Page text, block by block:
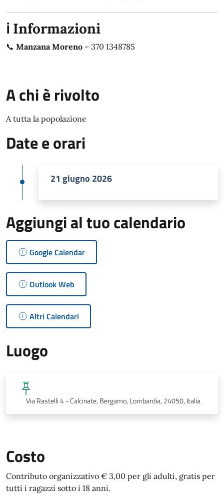
ℹ️ Informazioni
📞 Manzana Moreno – 370 1348785
A chi è rivolto
A tutta la popolazione
Date e orari
21 giugno 2026
Aggiungi al tuo calendario
Google Calendar
Outlook Web
Altri Calendari
Luogo
Via Rastelli 4 - Calcinate, Bergamo, Lombardia, 24050, Italia
Costo
Contributo organizzativo € 3,00 per gli adulti, gratis per
tutti i ragazzi sotto i 18 anni.